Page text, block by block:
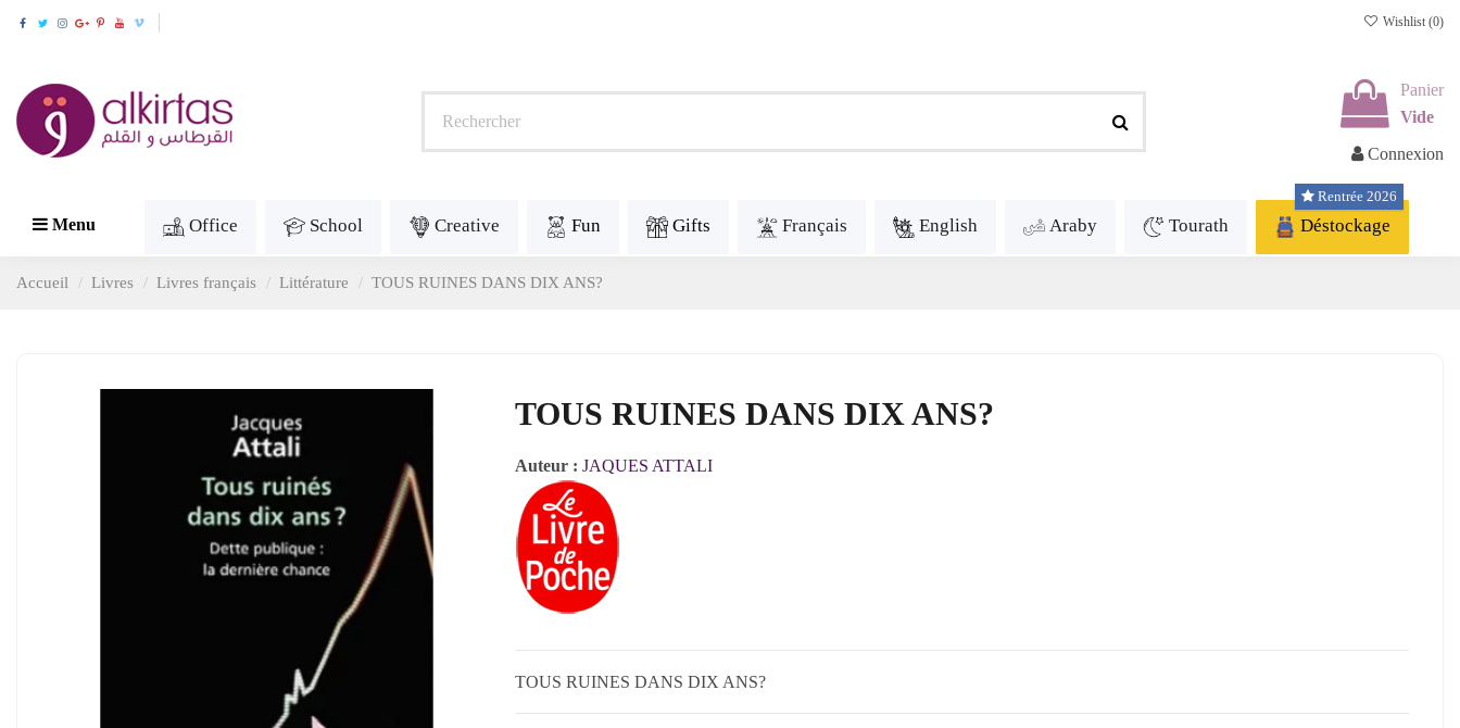
Wishlist (0)
Panier
Vide
Connexion
Menu Office School Creative Fun Gifts Français English Araby Tourath Déstockage
Rentrée 2026
Accueil Livres Livres français Littérature TOUS RUINES DANS DIX ANS?
TOUS RUINES DANS DIX ANS?
Auteur : JAQUES ATTALI
TOUS RUINES DANS DIX ANS?